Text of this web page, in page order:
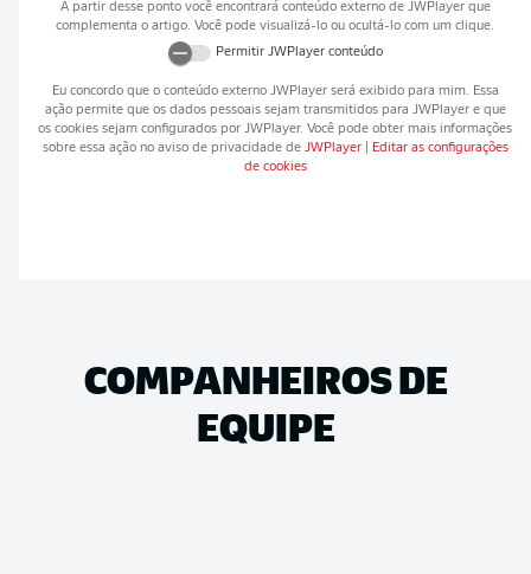
A partir desse ponto você encontrará conteúdo externo de JWPlayerque
complementa o artigo. Você pode visualizá-lo ou ocultá-lo com um clique.
Permitir JWPlayerconteúdo
Eu concordo que o conteúdo externo JWPlayerserá exibido para mim. Essa
ação permite que os dados pessoais sejam transmitidos para JWPlayere que
os cookies sejam configurados por JWPlayer. Você pode obter mais informações
sobre essa ação no aviso de privacidade de JWPlayer
Editar as configurações
de cookies
COMPANHEIROS DE
EQUIPE